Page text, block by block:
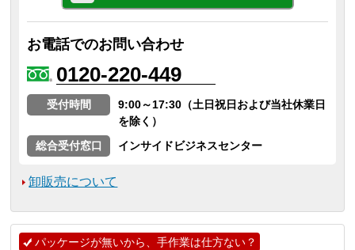
お電話でのお問い合わせ
0120-220-449
受付時間
9:00～17:30（土日祝日および当社休業日
を除く）
総合受付窓口
インサイドビジネスセンター
卸販売について
パッケージが無いから、手作業は仕方ない？